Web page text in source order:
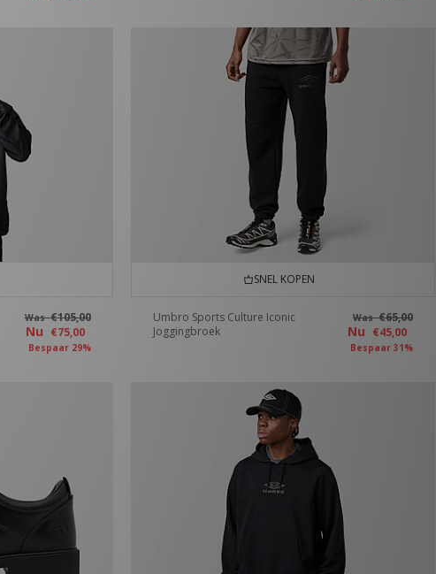
Was€105,00
Nu €75,00
Bespaar 29%
SNEL KOPEN
Umbro Sports Culture Iconic
Joggingbroek
Was€65,00
Nu €45,00
Bespaar 31%